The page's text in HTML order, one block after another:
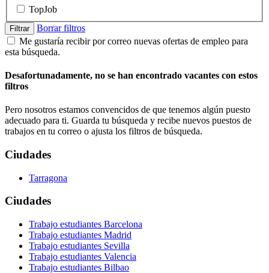
TopJob
Filtrar
Borrar filtros
Me gustaría recibir por correo nuevas ofertas de empleo para
esta búsqueda.
Desafortunadamente, no se han encontrado vacantes con estos
filtros
Pero nosotros estamos convencidos de que tenemos algún puesto
adecuado para ti. Guarda tu búsqueda y recibe nuevos puestos de
trabajos en tu correo o ajusta los filtros de búsqueda.
Ciudades
Tarragona
Ciudades
Trabajo estudiantes Barcelona
Trabajo estudiantes Madrid
Trabajo estudiantes Sevilla
Trabajo estudiantes Valencia
Trabajo estudiantes Bilbao